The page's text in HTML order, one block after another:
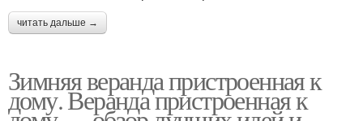
читать дальше →
Зимняя веранда пристроенная к
дому. Веранда пристроенная к